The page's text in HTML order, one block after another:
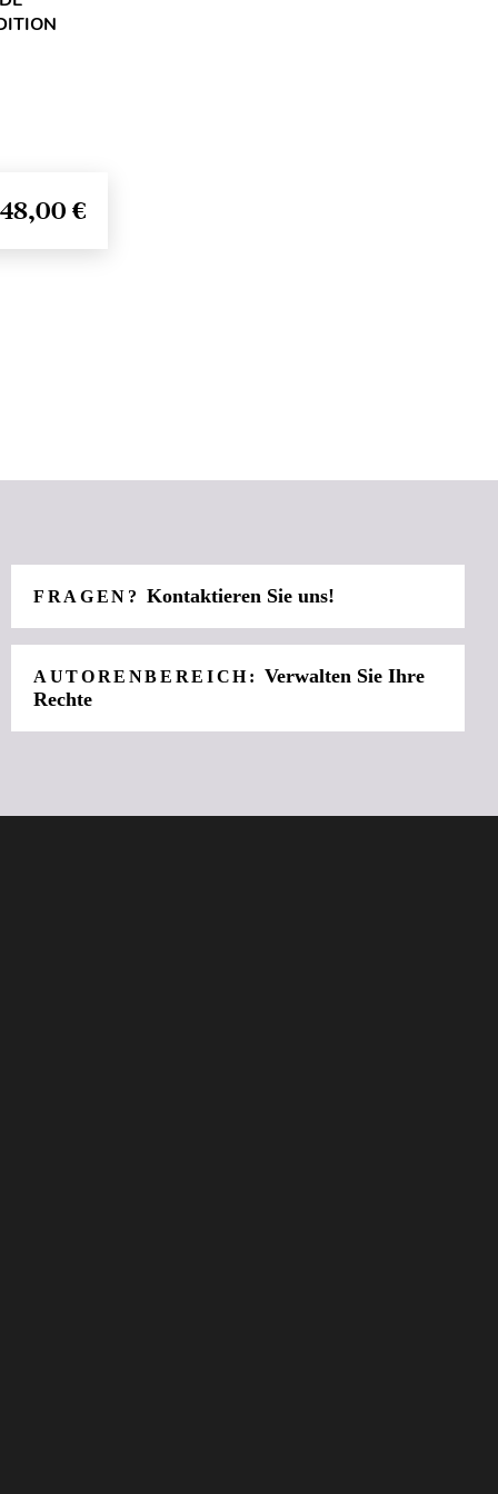
48,00 €
FRAGEN?Kontaktieren Sie uns!
AUTORENBEREICH:Verwalten Sie Ihre
Rechte